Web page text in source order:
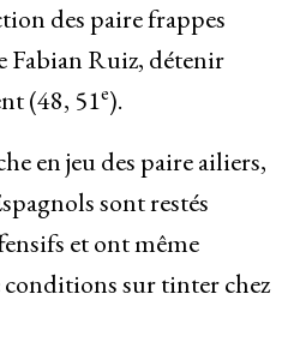
des paire frappes
Fabian Ruiz, détenir
(48, 51e).
en jeu des paire ailiers,
sont restés
et ont même
conditions sur tinter chez